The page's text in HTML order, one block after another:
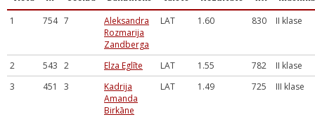
1 754 7
Aleksandra
Rozmarija
Zandberga
LAT 1.60 830 II klase
2 543 2 Elza Eglīte LAT 1.55 782
II klase
3
451 3
Kadrija
Amanda
Birkāne
LAT 1.49 725 III klase